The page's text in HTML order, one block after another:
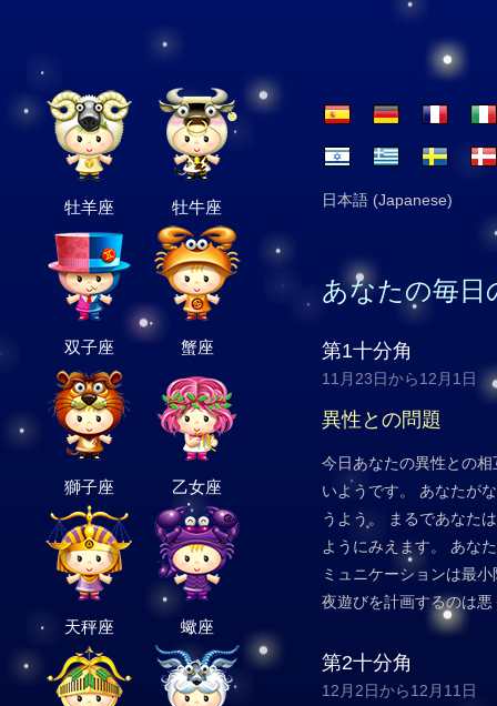
牡羊座 牡牛座
双子座 蟹座
獅子座 乙女座
天秤座 蠍座
日本語 (Japanese)
あなたの毎日
第1十分角
11月23日から12月1日
異性との問題
今日あなたの異性との
いようです。 あなたが
うよう。 まるであなた
ようにみえます。 あな
ミュニケーションは最
夜遊びを計画するのは
第2十分角
12月2日から12月11日